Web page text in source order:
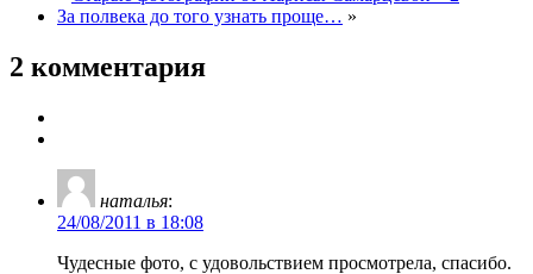
За полвека до того узнать проще… »
2 комментария
наталья:
24/08/2011 в 18:08
Чудесные фото, с удовольствием просмотрела, спасибо.